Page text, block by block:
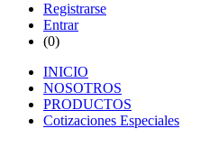
Registrarse
Entrar
(0)
INICIO
NOSOTROS
PRODUCTOS
Cotizaciones Especiales